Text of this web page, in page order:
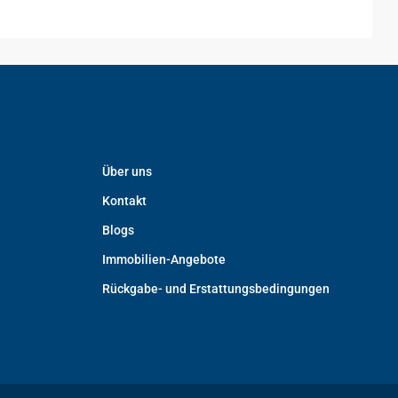
Über uns
Kontakt
Blogs
Immobilien-Angebote
Rückgabe- und Erstattungsbedingungen